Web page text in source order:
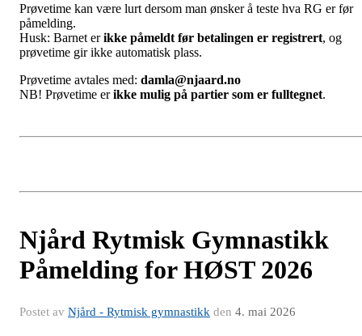
Prøvetime kan være lurt dersom man ønsker å teste hva RG er før
påmelding.
Husk: Barnet erikke påmeldt før betalingen er registrert, og
prøvetime gir ikke automatisk plass.
Prøvetime avtales med: damla@njaard.no
NB! Prøvetime erikke mulig på partier som er fulltegnet.
Njård Rytmisk Gymnastikk
Påmelding for HØST 2026
Postet av Njård - Rytmisk gymnastikk den 4. mai 2026